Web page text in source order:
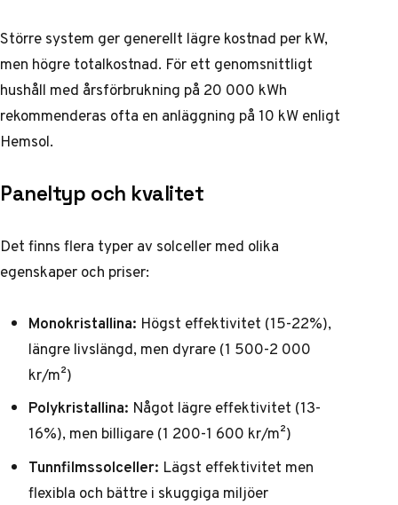
Större system ger generellt lägre kostnad per kW,
men högre totalkostnad. För ett genomsnittligt
hushåll med årsförbrukning på 20 000 kWh
rekommenderas ofta en anläggning på 10 kW enligt
Hemsol.
Paneltyp och kvalitet
Det finns flera typer av solceller med olika
egenskaper och priser:
Monokristallina: Högst effektivitet (15-22%),
längre livslängd, men dyrare (1 500-2 000
kr/m²)
Polykristallina: Något lägre effektivitet (13-
16%), men billigare (1 200-1 600 kr/m²)
Tunnfilmssolceller: Lägst effektivitet men
flexibla och bättre i skuggiga miljöer